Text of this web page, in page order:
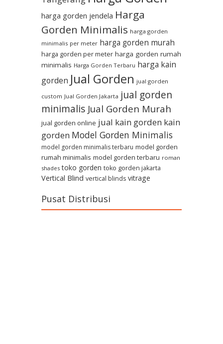
harga gorden jendela Harga
Gorden Minimalis harga gorden
minimalis per meter harga gorden murah
harga gorden per meter harga gorden rumah
minimalis Harga Gorden Terbaru harga kain
gorden Jual Gorden jual gorden
custom Jual Gorden Jakarta jual gorden
minimalis Jual Gorden Murah
jual gorden online jual kain gorden kain
gorden Model Gorden Minimalis
model gorden minimalis terbaru model gorden
rumah minimalis model gorden terbaru roman
shades toko gorden toko gorden jakarta
Vertical Blind vertical blinds vitrage
Pusat Distribusi